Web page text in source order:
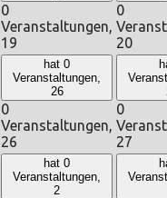
0
Veranstaltungen,
19
0
20
hat 0
Veranstaltungen,
26
0
Veranstaltungen,
26
0
27
hat 0
Veranstaltungen,
2